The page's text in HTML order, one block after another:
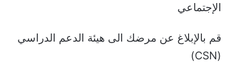
الإجتماعي
قم بالإبلاغ عن مرضك الى هيئة الدعم الدراسي
(CSN)